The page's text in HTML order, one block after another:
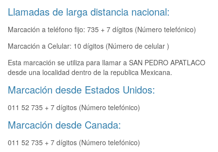
Llamadas de larga distancia nacional:
Marcación a teléfono fijo: 735 + 7 dígitos (Número telefónico)
Marcación a Celular: 10 dígitos (Número de celular )
Esta marcación se utiliza para llamar a SAN PEDRO APATLACO
desde una localidad dentro de la republica Mexicana.
Marcación desde Estados Unidos:
011 52 735 + 7 dígitos (Número telefónico)
Marcación desde Canada:
011 52 735 + 7 dígitos (Número telefónico)